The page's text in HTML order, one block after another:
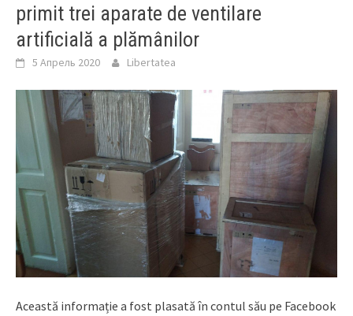
primit trei aparate de ventilare
artificială a plămânilor
5 Апрель 2020 Libertatea
Această informație a fost plasată în contul său pe Facebook